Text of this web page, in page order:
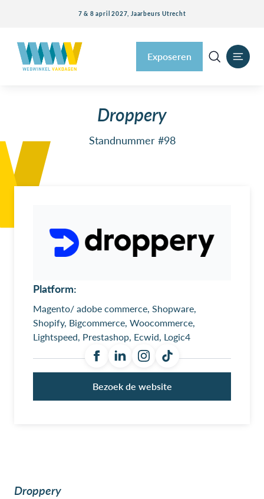
7 & 8 april 2027, Jaarbeurs Utrecht
Exposeren
Droppery
Standnummer #98
Platform:
Magento/ adobe commerce, Shopware,
Shopify, Bigcommerce, Woocommerce,
Lightspeed, Prestashop, Ecwid, Logic4
Bezoek de website
Droppery